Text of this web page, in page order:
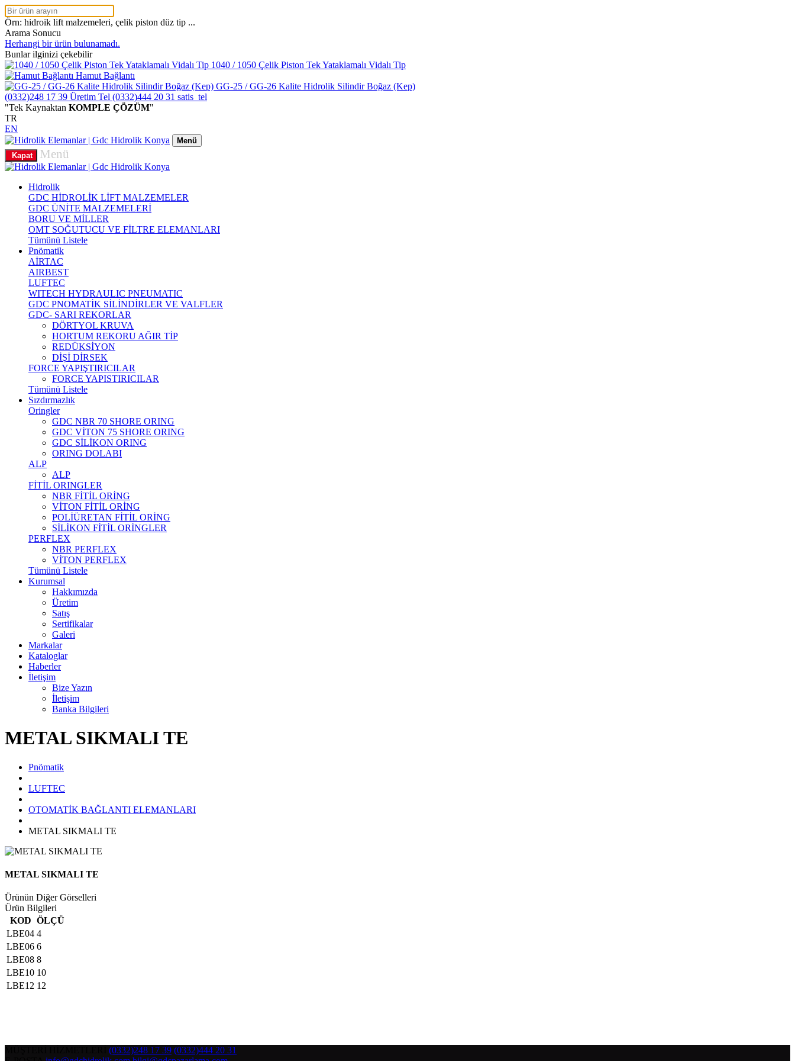
Örn: hidroik lift malzemeleri, çelik piston düz tip ...
Arama Sonucu
Herhangi bir ürün bulunamadı.
Bunlar ilginizi çekebilir
1040 / 1050 Çelik Piston Tek Yataklamalı Vidalı Tip
Hamut Bağlantı
GG-25 / GG-26 Kalite Hidrolik Silindir Boğaz (Kep)
(0332)248 17 39 Üretim Tel (0332)444 20 31 satis_tel
"Tek Kaynaktan KOMPLE ÇÖZÜM"
TR
EN
Menü
Kapat
Menü
Hidrolik
GDC HİDROLİK LİFT MALZEMELER
GDC ÜNİTE MALZEMELERİ
BORU VE MİLLER
OMT SOĞUTUCU VE FİLTRE ELEMANLARI
Tümünü Listele
Pnömatik
AİRTAC
AIRBEST
LUFTEC
WITECH HYDRAULIC PNEUMATIC
GDC PNOMATİK SİLİNDİRLER VE VALFLER
GDC- SARI REKORLAR
DÖRTYOL KRUVA
HORTUM REKORU AĞIR TİP
REDÜKSİYON
DİŞİ DİRSEK
FORCE YAPIŞTIRICILAR
FORCE YAPISTIRICILAR
Tümünü Listele
Sızdırmazlık
Oringler
GDC NBR 70 SHORE ORING
GDC VİTON 75 SHORE ORING
GDC SİLİKON ORING
ORING DOLABI
ALP
ALP
FİTİL ORINGLER
NBR FİTİL ORİNG
VİTON FİTİL ORİNG
POLİÜRETAN FİTİL ORİNG
SİLİKON FİTİL ORİNGLER
PERFLEX
NBR PERFLEX
VİTON PERFLEX
Tümünü Listele
Kurumsal
Hakkımızda
Üretim
Satış
Sertifikalar
Galeri
Markalar
Kataloglar
Haberler
İletişim
Bize Yazın
İletişim
Banka Bilgileri
METAL SIKMALI TE
Pnömatik
LUFTEC
OTOMATİK BAĞLANTI ELEMANLARI
METAL SIKMALI TE
METAL SIKMALI TE
Ürünün Diğer Görselleri
Ürün Bilgileri
KOD ÖLÇÜ
LBE04 4
LBE06 6
LBE08 8
LBE10 10
LBE12 12
(0332)248 17 39 (0332)444 20 31